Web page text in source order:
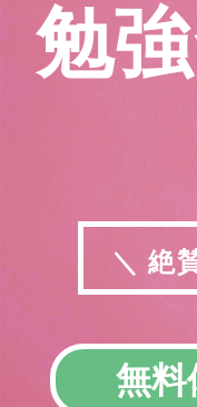
勉
＼ 絶
無料